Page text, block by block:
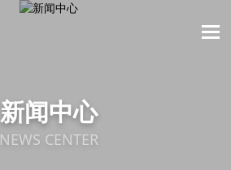
新闻中心
NEWS CENTER